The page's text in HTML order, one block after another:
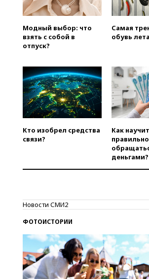
Модный выбор: что
взять с собой в
отпуск?
Самая
обувь
Кто изобрел средства
связи?
Как
правильно
деньгами?
Новости СМИ2
ФОТОИСТОРИИ